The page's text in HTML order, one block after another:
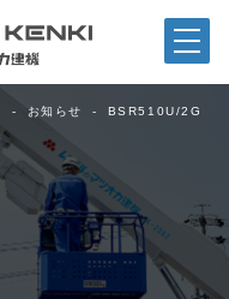
お知らせ BSR510U/2G